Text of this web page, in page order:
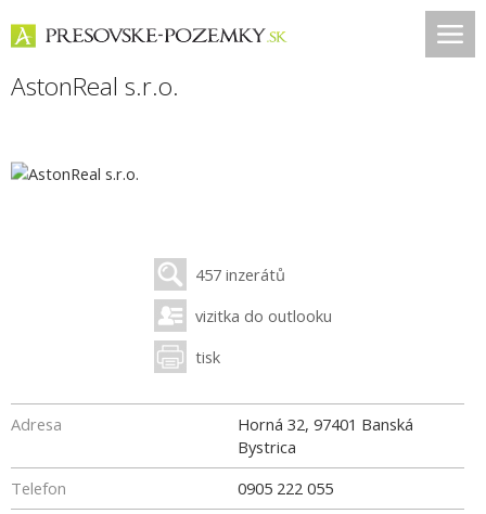
AstonReal s.r.o.
457 inzerátů
vizitka do outlooku
tisk
Adresa Horná 32, 97401 Banská
Bystrica
Telefon
0905 222 055